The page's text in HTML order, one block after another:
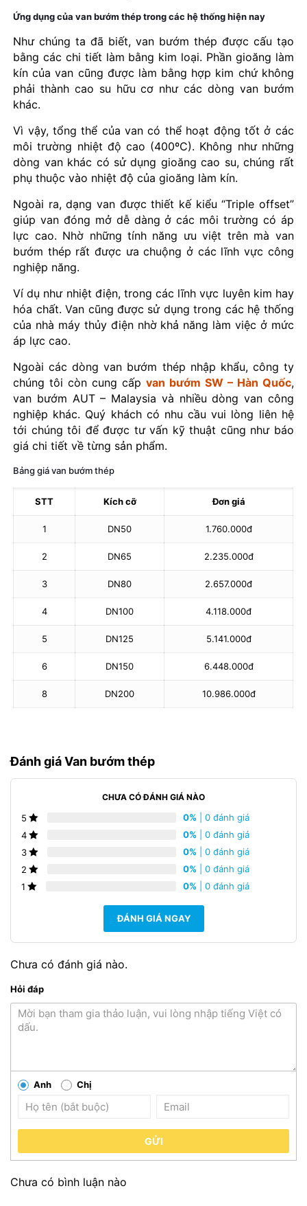
Ứng dụng của van bướm thép trong các hệ thống hiện nay
Như chúng ta đã biết, van bướm thép được cấu tạo
bằng các chi tiết làm bằng kim loại. Phần gioăng làm
kín của van cũng được làm bằng hợp kim chứ không
phải thành cao su hữu cơ như các dòng van bướm
khác.
Vì vậy, tổng thể của van có thể hoạt động tốt ở các
môi trường nhiệt độ cao (400ºC). Không như những
dòng van khác có sử dụng gioăng cao su, chúng rất
phụ thuộc vào nhiệt độ của gioăng làm kín.
Ngoài ra, dạng van được thiết kế kiểu “Triple offset”
giúp van đóng mở dễ dàng ở các môi trường có áp
lực cao. Nhờ những tính năng ưu việt trên mà van
bướm thép rất được ưa chuộng ở các lĩnh vực công
nghiệp năng.
Ví dụ như nhiệt điện, trong các lĩnh vực luyên kim hay
hóa chất. Van cũng được sử dụng trong các hệ thống
của nhà máy thủy điện nhờ khả năng làm việc ở mức
áp lực cao.
Ngoài các dòng van bướm thép nhập khẩu, công ty
chúng tôi còn cung cấp van bướm SW – Hàn Quốc,
van bướm AUT – Malaysia và nhiều dòng van công
nghiệp khác. Quý khách có nhu cầu vui lòng liên hệ
tới chúng tôi để được tư vấn kỹ thuật cũng như báo
giá chi tiết về từng sản phẩm.
Bảng giá van bướm thép
STT Kích cỡ Đơn giá
1 DN50 1.760.000đ
2 DN65 2.235.000đ
3 DN80 2.657.000đ
4 DN100 4.118.000đ
5 DN125 5.141.000đ
6 DN150 6.448.000đ
8 DN200 10.986.000đ
Đánh giá Van bướm thép
CHƯA CÓ ĐÁNH GIÁ NÀO
5 0% | 0 đánh giá
4
0% | 0 đánh giá
3
0% | 0 đánh giá
2
0% | 0 đánh giá
1
0% | 0 đánh giá
ĐÁNH GIÁ NGAY
Chưa có đánh giá nào.
Hỏi đáp
Anh Chị
GỬI
Chưa có bình luận nào